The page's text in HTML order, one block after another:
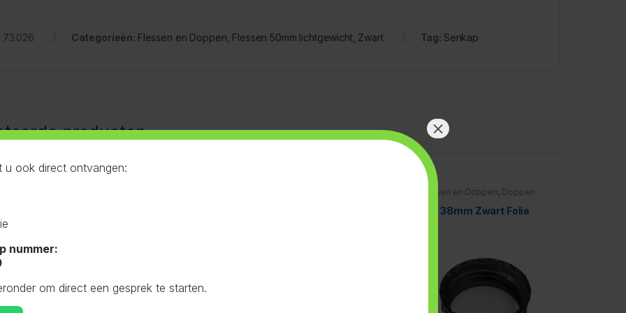
73.026 Categorieën: Flessen en Doppen Flessen 50mm lichtgewicht, Zwart Tag: Senkap
producten
Doppen
Wit 1L
Flessen en Doppen, Doppen
Dop 38mm Zwart Folie
u ook direct ontvangen:
nummer:
om direct een gesprek te starten.
×